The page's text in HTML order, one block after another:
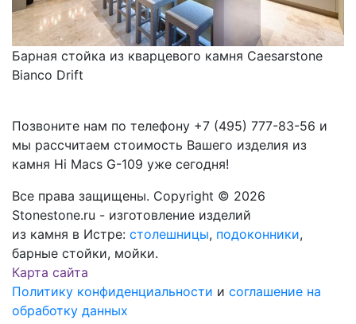
Барная стойка из кварцевого камня Caesarstone
Bianco Drift
Позвоните нам по телефону +7 (495) 777-83-56 и
мы рассчитаем стоимость Вашего изделия из
камня Hi Macs G-109 уже сегодня!
Все права защищены. Copyright © 2026
Stonestone.ru - изготовление изделий
из камня в Истре: столешницы, подоконники,
барные стойки, мойки.
Карта сайта
Политику конфиденциальности и соглашение на
обработку данных